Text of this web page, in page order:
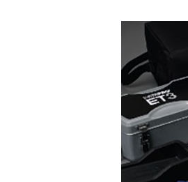
OLDAS（オルダス）の概要